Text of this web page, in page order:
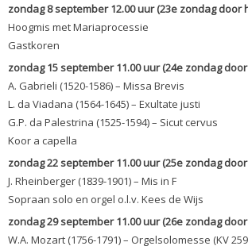
zondag 8 september 12.00 uur (23e zondag door
Hoogmis met Mariaprocessie
Gastkoren
zondag 15 september 11.00 uur (24e zondag
A. Gabrieli (1520-1586) – Missa Brevis
L. da Viadana (1564-1645) – Exultate justi
G.P. da Palestrina (1525-1594) – Sicut cervus
Koor a capella
zondag 22 september 11.00 uur (25e zondag
J. Rheinberger (1839-1901) – Mis in F
Sopraan solo en orgel o.l.v. Kees de Wijs
zondag 29 september 11.00 uur (26e zondag
W.A. Mozart (1756-1791) – Orgelsolomesse (KV